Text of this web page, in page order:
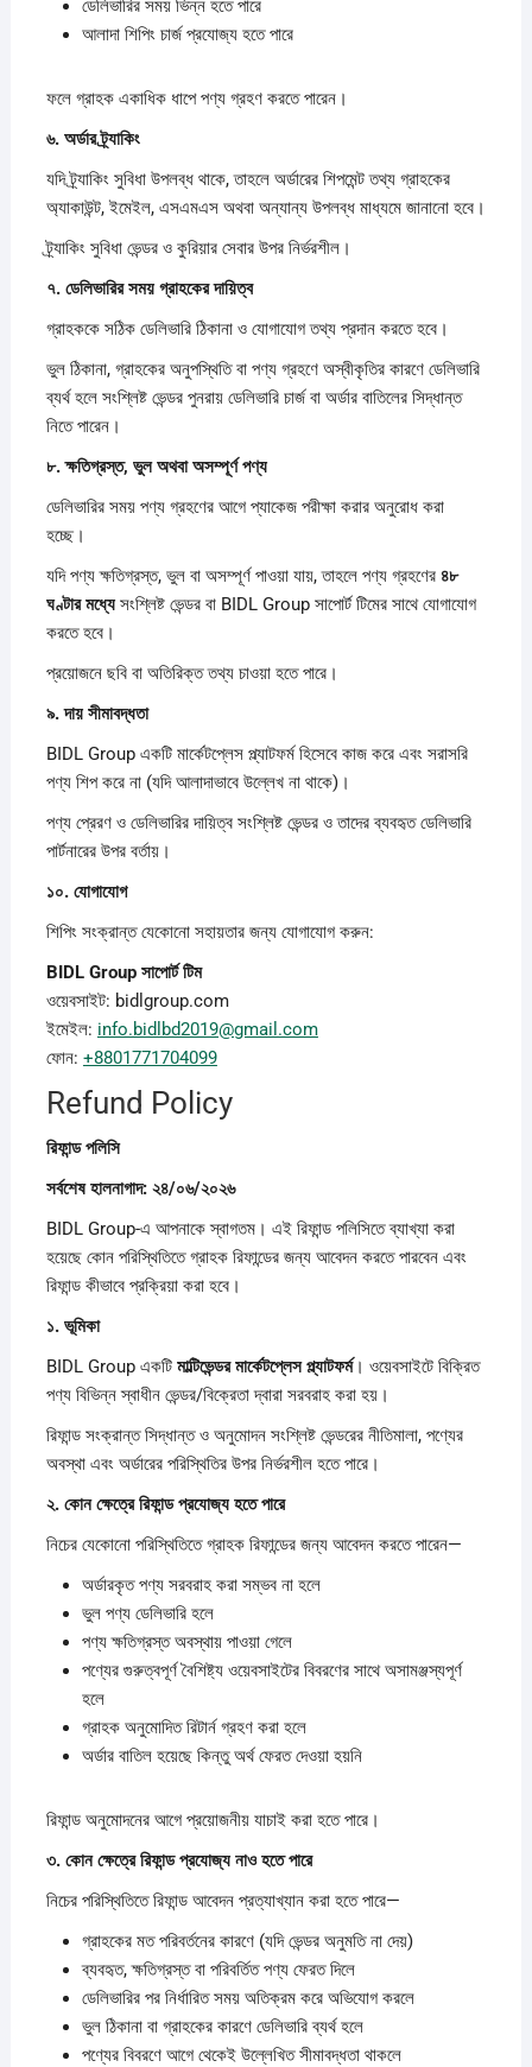
ডেলিভারির সময় ভিন্ন হতে পারে
আলাদা শিপিং চার্জ প্রযোজ্য হতে পারে
ফলে গ্রাহক একাধিক ধাপে পণ্য গ্রহণ করতে পারেন।
৬. অর্ডারট্র্যাকিং
যদি ট্র্যাকিং সুবিধা উপলব্ধ থাকে, তাহলে অর্ডারের শিপমেন্ট তথ্য গ্রাহকের
অ্যাকাউন্ট, ইমেইল, এসএমএস অথবা অন্যান্য উপলব্ধ মাধ্যমে জানানো হবে।
ট্র্যাকিং সুবিধা ভেন্ডর ও কুরিয়ার সেবার উপর নির্ভরশীল।
৭. ডেলিভারিরসময়গ্রাহকেরদায়িত্ব
গ্রাহককে সঠিক ডেলিভারি ঠিকানা ও যোগাযোগ তথ্য প্রদান করতে হবে।
ভুল ঠিকানা, গ্রাহকের অনুপস্থিতি বা পণ্য গ্রহণে অস্বীকৃতির কারণে ডেলিভারি
ব্যর্থ হলে সংশ্লিষ্ট ভেন্ডর পুনরায় ডেলিভারি চার্জ বা অর্ডার বাতিলের সিদ্ধান্ত
নিতে পারেন।
৮.ক্ষতিগ্রস্ত, ভুলঅথবাঅসম্পূর্ণপণ্য
ডেলিভারির সময় পণ্য গ্রহণের আগে প্যাকেজ পরীক্ষা করার অনুরোধ করা
হচ্ছে।
যদি পণ্য ক্ষতিগ্রস্ত, ভুল বা অসম্পূর্ণ পাওয়া যায়, তাহলে পণ্য গ্রহণের ৪৮
ঘণ্টারমধ্যেসংশ্লিষ্ট ভেন্ডর বা BIDL Group সাপোর্ট টিমের সাথে যোগাযোগ
করতে হবে।
প্রয়োজনে ছবি বা অতিরিক্ত তথ্য চাওয়া হতে পারে।
৯.দায়সীমাবদ্ধতা
BIDL Group একটি মার্কেটপ্লেস প্ল্যাটফর্ম হিসেবে কাজ করে এবং সরাসরি
পণ্য শিপ করে না (যদি আলাদাভাবে উল্লেখ না থাকে)।
পণ্য প্রেরণ ও ডেলিভারির দায়িত্ব সংশ্লিষ্ট ভেন্ডর ও তাদের ব্যবহৃত ডেলিভারি
পার্টনারের উপর বর্তায়।
১০. যোগাযোগ
শিপিং সংক্রান্ত যেকোনো সহায়তার জন্য যোগাযোগ করুন:
BIDL Group সাপোর্টটিম
ওয়েবসাইট: bidlgroup.com
ইমেইল: info.bidlbd2019@gmail.com
ফোন: +8801771704099
Refund Policy
রিফান্ডপলিসি
সর্বশেষহালনাগাদ: ২৪/০৬/২০২৬
BIDL Group-এ আপনাকে স্বাগতম। এই রিফান্ড পলিসিতে ব্যাখ্যা করা
হয়েছে কোন পরিস্থিতিতে গ্রাহক রিফান্ডের জন্য আবেদন করতে পারবেন এবং
রিফান্ড কীভাবে প্রক্রিয়া করা হবে।
১. ভূমিকা
BIDL Group একটি মাল্টিভেন্ডরমার্কেটপ্লেসপ্ল্যাটফর্ম। ওয়েবসাইটে বিক্রিত
পণ্য বিভিন্ন স্বাধীন ভেন্ডর/বিক্রেতা দ্বারা সরবরাহ করা হয়।
রিফান্ড সংক্রান্ত সিদ্ধান্ত ও অনুমোদন সংশ্লিষ্ট ভেন্ডরের নীতিমালা, পণ্যের
অবস্থা এবং অর্ডারের পরিস্থিতির উপর নির্ভরশীল হতে পারে।
২. কোনক্ষেত্রেরিফান্ডপ্রযোজ্যহতেপারে
নিচের যেকোনো পরিস্থিতিতে গ্রাহক রিফান্ডের জন্য আবেদন করতে পারেন—
অর্ডারকৃত পণ্য সরবরাহ করা সম্ভব না হলে
ভুল পণ্য ডেলিভারি হলে
পণ্য ক্ষতিগ্রস্ত অবস্থায় পাওয়া গেলে
পণ্যের গুরুত্বপূর্ণ বৈশিষ্ট্য ওয়েবসাইটের বিবরণের সাথে অসামঞ্জস্যপূর্ণ
হলে
গ্রাহক অনুমোদিত রিটার্ন গ্রহণ করা হলে
অর্ডার বাতিল হয়েছে কিন্তু অর্থ ফেরত দেওয়া হয়নি
রিফান্ড অনুমোদনের আগে প্রয়োজনীয় যাচাই করা হতে পারে।
৩. কোনক্ষেত্রেরিফান্ডপ্রযোজ্যনাওহতেপারে
নিচের পরিস্থিতিতে রিফান্ড আবেদন প্রত্যাখ্যান করা হতে পারে—
গ্রাহকের মত পরিবর্তনের কারণে (যদি ভেন্ডর অনুমতি না দেয়)
ব্যবহৃত, ক্ষতিগ্রস্ত বা পরিবর্তিত পণ্য ফেরত দিলে
ডেলিভারির পর নির্ধারিত সময় অতিক্রম করে অভিযোগ করলে
ভুল ঠিকানা বা গ্রাহকের কারণে ডেলিভারি ব্যর্থ হলে
পণ্যের বিবরণে আগে থেকেই উল্লেখিত সীমাবদ্ধতা থাকলে